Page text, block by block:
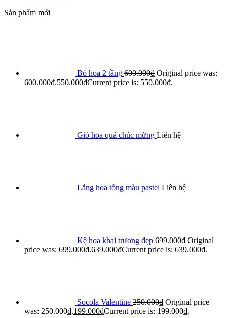
Sản phẩm mới
Bó hoa 2 tầng 600.000₫ Original price was:
600.000₫.550.000₫Current price is: 550.000₫.
Giỏ hoa quả chúc mừng Liên hệ
Lẵng hoa tông màu pastel Liên hệ
Kệ hoa khai trương đẹp 699.000₫ Original
price was: 699.000₫.639.000₫Current price is: 639.000₫.
Socola Valentine 250.000₫ Original price
was: 250.000₫.199.000₫Current price is: 199.000₫.